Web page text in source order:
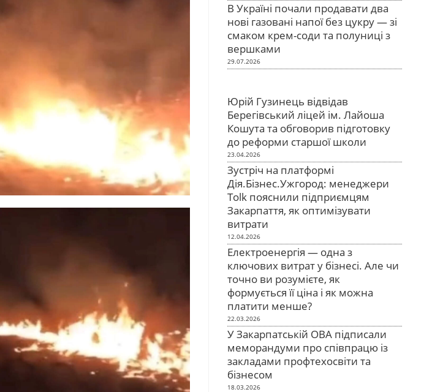
В Україні почали продавати два
нові газовані напої без цукру — зі
смаком крем-соди та полуниці з
вершками
29.07.2026
Юрій Гузинець відвідав
Берегівський ліцей ім. Лайоша
Кошута та обговорив підготовку
до реформи старшої школи
23.04.2026
Зустріч на платформі
Дія.Бізнес.Ужгород: менеджери
Tolk пояснили підприємцям
Закарпаття, як оптимізувати
витрати
12.04.2026
Електроенергія — одна з
ключових витрат у бізнесі. Але чи
точно ви розумієте, як
формується її ціна і як можна
платити менше?
22.03.2026
У Закарпатській ОВА підписали
меморандуми про співпрацю із
закладами профтехосвіти та
бізнесом
18.03.2026